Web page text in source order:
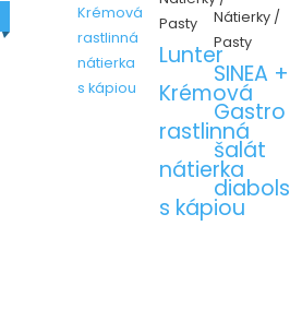
Nátierky /
Pasty
SINEA +
Gastro
šalát
Pasty
Lunter
Krémová
rastlinná
nátierka
s kápiou